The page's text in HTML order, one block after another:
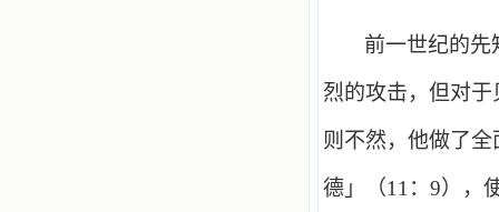
前一世纪的
烈的攻击，但对
则不然，他做了
德」（11 ： 9），